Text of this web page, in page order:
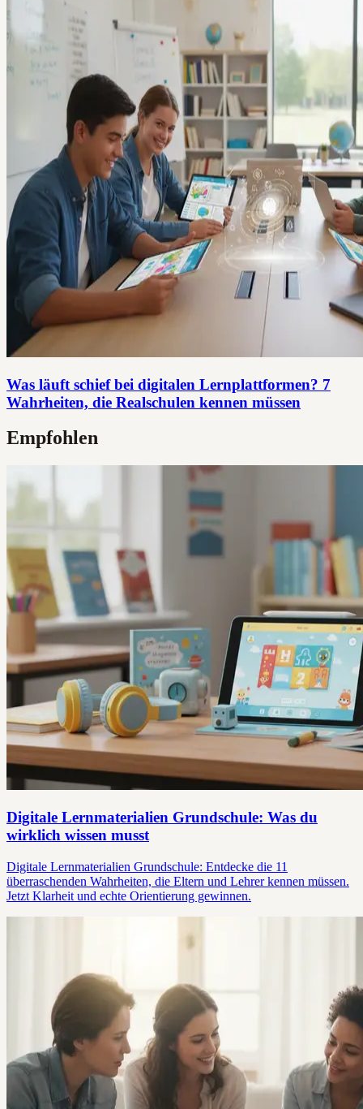
Was läuft schief bei digitalen Lernplattformen? 7
Wahrheiten, die Realschulen kennen müssen
Empfohlen
Digitale Lernmaterialien Grundschule: Was du
wirklich wissen musst
Digitale Lernmaterialien Grundschule: Entdecke die 11
überraschenden Wahrheiten, die Eltern und Lehrer kennen müssen.
Jetzt Klarheit und echte Orientierung gewinnen.